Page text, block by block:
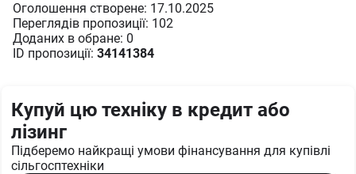
Оголошення створене: 17.10.2025
Переглядів пропозиції: 102
Доданих в oбране: 0
ID пропозиції: 34141384
Купуй цю техніку в кредит або
лізинг
Підберемо найкращі умови фінансування для купівлі
сільгосптехніки